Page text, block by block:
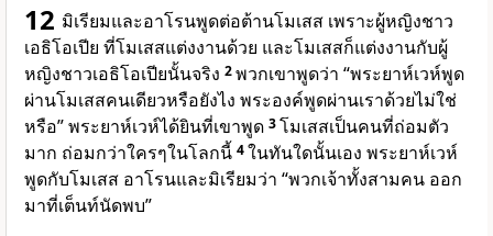
12 มิเรียมและอาโรนพูดต่อต้านโมเสส เพราะผู้หญิงชาว
เอธิโอเปีย ที่โมเสสแต่งงานด้วย และโมเสสก็แต่งงานกับผู้
หญิงชาวเอธิโอเปียนั้นจริง 2พวกเขาพูดว่า “พระยาห์เวห์พูด
ผ่านโมเสสคนเดียวหรือยังไง พระองค์พูดผ่านเราด้วยไม่ใช่
หรือ” พระยาห์เวห์ได้ยินที่เขาพูด 3โมเสสเป็นคนที่ถ่อมตัว
มาก ถ่อมกว่าใครๆในโลกนี้ 4ในทันใดนั้นเอง พระยาห์เวห์
พูดกับโมเสส อาโรนและมิเรียมว่า “พวกเจ้าทั้งสามคน ออก
มาที่เต็นท์นัดพบ”